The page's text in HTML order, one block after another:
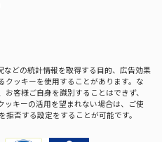
どの統計情報を取得する目的、広告効果
クッキーを使用することがあります。な
客様ご自身を識別することはできず、
ッキーの活用を望まれない場合は、ご使
否する設定をすることが可能です。